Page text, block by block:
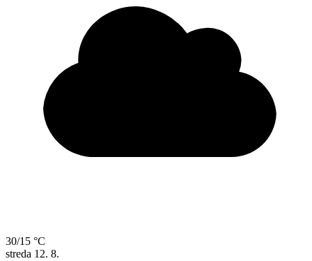
30/15 °C
streda 12. 8.